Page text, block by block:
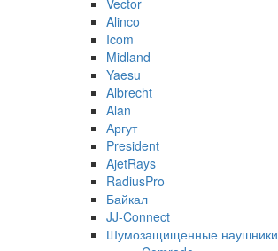
Alinco
Icom
Midland
Yaesu
Albrecht
Alan
Аргут
President
AjetRays
RadiusPro
Байкал
JJ-Connect
Шумозащищенные наушники